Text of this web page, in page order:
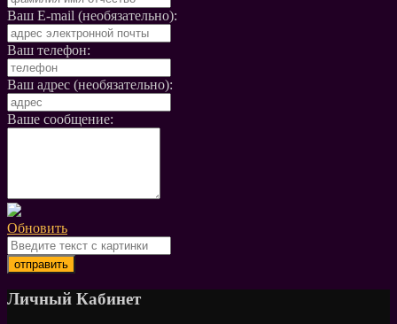
Ваш E-mail (необязательно):
Ваш телефон:
Ваш адрес (необязательно):
Ваше сообщение:
Обновить
Личный Кабинет